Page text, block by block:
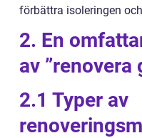
förbättra isoleringen
2. En
av ”renovera
2.1 Typer av